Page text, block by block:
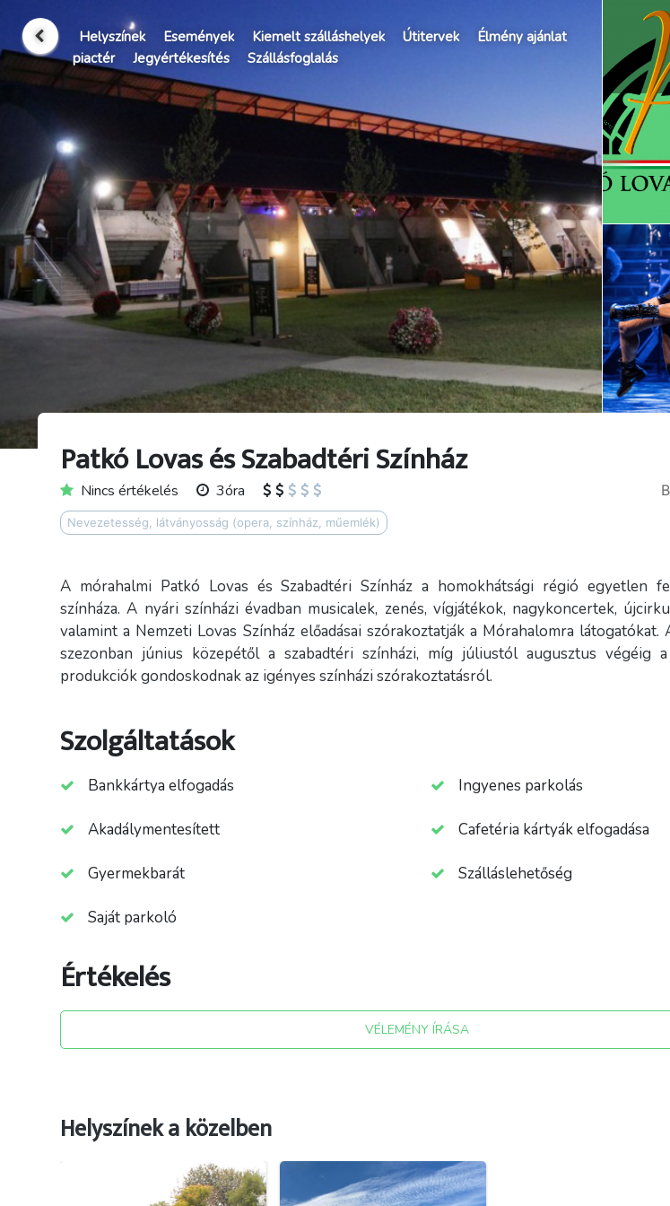
Helyszínek Események Kiemelt szálláshelyek Útitervek
Élmény ajánlat
piactér
Jegyértékesítés Szállásfoglalás
Patkó Lovas és Szabadtéri Színház
Nincs értékelés 3óra
Nevezetesség, látványosság (opera, színház, műemlék)
A mórahalmi Patkó Lovas és Szabadtéri Színház a homokhátsági régió egyetlen
színháza. A nyári színházi évadban musicalek, zenés, vígjátékok, nagykoncertek,
valamint a Nemzeti Lovas Színház előadásai szórakoztatják a Mórahalomra látogatókat.
szezonban június közepétől a szabadtéri színházi, míg júliustól augusztus végéig
produkciók gondoskodnak az igényes színházi szórakoztatásról.
Szolgáltatások
Bankkártya elfogadás Ingyenes parkolás
Akadálymentesített Cafetéria kártyák elfogadása
Gyermekbarát Szálláslehetőség
Saját parkoló
Értékelés
VÉLEMÉNY ÍRÁSA
Helyszínek a közelben